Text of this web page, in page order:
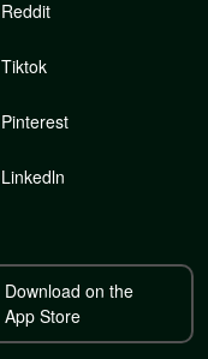
Reddit
Tiktok
Pinterest
Linkedln
Download on the
App Store